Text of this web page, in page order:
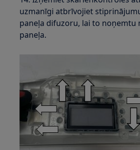
uzmanīgi atbrīvojiet
paneļa difuzoru, lai to noņemtu
paneļa.